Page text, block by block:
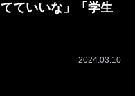
ていいな」「学生
2024.03.10